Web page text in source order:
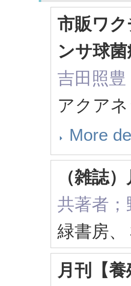
市販ワ
ンサ球
吉田照豊
アクア
More
（雑誌
共著者
緑書房
月刊【